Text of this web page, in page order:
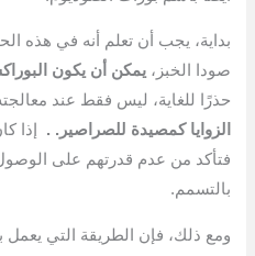
بداية، يجب أن تعلم أنه في هذه
صودا الخبز،يمكن أن يكون
حذرًا للغاية، ليس فقط عند
الزوايا كمصيدة للصراصير. .
إذا
فتأكد من عدم قدرتهم على الوصول
بالتسمم.
ومع ذلك، فإن الطريقة التي يعمل